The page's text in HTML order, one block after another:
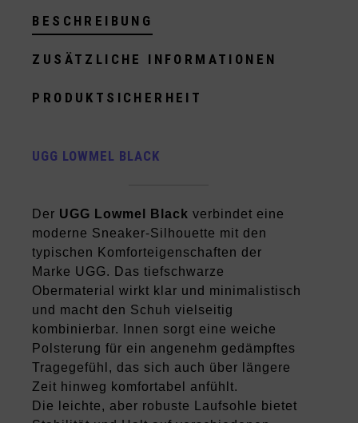
BESCHREIBUNG
ZUSÄTZLICHE INFORMATIONEN
PRODUKTSICHERHEIT
UGG LOWMEL BLACK
Der UGG Lowmel Black verbindet eine
moderne Sneaker-Silhouette mit den
typischen Komforteigenschaften der
Marke UGG. Das tiefschwarze
Obermaterial wirkt klar und minimalistisch
und macht den Schuh vielseitig
kombinierbar. Innen sorgt eine weiche
Polsterung für ein angenehm gedämpftes
Tragegefühl, das sich auch über längere
Zeit hinweg komfortabel anfühlt.
Die leichte, aber robuste Laufsohle bietet